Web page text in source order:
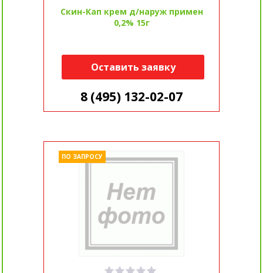
Скин-Кап крем д/наруж примен
0,2% 15г
Оставить заявку
8 (495) 132-02-07
ПО ЗАПРОСУ